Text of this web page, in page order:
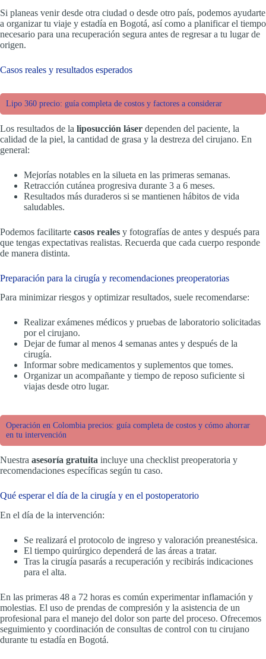
Si planeas venir desde otra ciudad o desde otro país, podemos ayudarte
a organizar tu viaje y estadía en Bogotá, así como a planificar el tiempo
necesario para una recuperación segura antes de regresar a tu lugar de
origen.
Casos reales y resultados esperados
Lipo 360 precio: guía completa de costos y factores a considerar
Los resultados de la liposucción láser dependen del paciente, la
calidad de la piel, la cantidad de grasa y la destreza del cirujano. En
general:
Mejorías notables en la silueta en las primeras semanas.
Retracción cutánea progresiva durante 3 a 6 meses.
Resultados más duraderos si se mantienen hábitos de vida
saludables.
Podemos facilitarte casos reales y fotografías de antes y después para
que tengas expectativas realistas. Recuerda que cada cuerpo responde
de manera distinta.
Preparación para la cirugía y recomendaciones preoperatorias
Para minimizar riesgos y optimizar resultados, suele recomendarse:
Realizar exámenes médicos y pruebas de laboratorio solicitadas
por el cirujano.
Dejar de fumar al menos 4 semanas antes y después de la
cirugía.
Informar sobre medicamentos y suplementos que tomes.
Organizar un acompañante y tiempo de reposo suficiente si
viajas desde otro lugar.
Operación en Colombia precios: guía completa de costos y cómo ahorrar
en tu intervención
Nuestra asesoría gratuita incluye una checklist preoperatoria y
recomendaciones específicas según tu caso.
Qué esperar el día de la cirugía y en el postoperatorio
En el día de la intervención:
Se realizará el protocolo de ingreso y valoración preanestésica.
El tiempo quirúrgico dependerá de las áreas a tratar.
Tras la cirugía pasarás a recuperación y recibirás indicaciones
para el alta.
En las primeras 48 a 72 horas es común experimentar inflamación y
molestias. El uso de prendas de compresión y la asistencia de un
profesional para el manejo del dolor son parte del proceso. Ofrecemos
seguimiento y coordinación de consultas de control con tu cirujano
durante tu estadía en Bogotá.